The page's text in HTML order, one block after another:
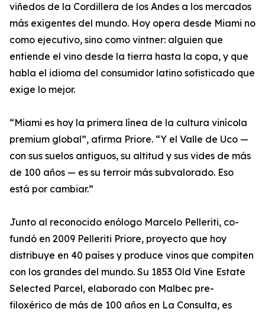
viñedos de la Cordillera de los Andes a los mercados
más exigentes del mundo. Hoy opera desde Miami no
como ejecutivo, sino como vintner: alguien que
entiende el vino desde la tierra hasta la copa, y que
habla el idioma del consumidor latino sofisticado que
exige lo mejor.
“Miami es hoy la primera línea de la cultura vinícola
premium global”, afirma Priore. “Y el Valle de Uco —
con sus suelos antiguos, su altitud y sus vides de más
de 100 años — es su terroir más subvalorado. Eso
está por cambiar.”
Junto al reconocido enólogo Marcelo Pelleriti, co-
fundó en 2009 Pelleriti Priore, proyecto que hoy
distribuye en 40 países y produce vinos que compiten
con los grandes del mundo. Su 1853 Old Vine Estate
Selected Parcel, elaborado con Malbec pre-
filoxérico de más de 100 años en La Consulta, es